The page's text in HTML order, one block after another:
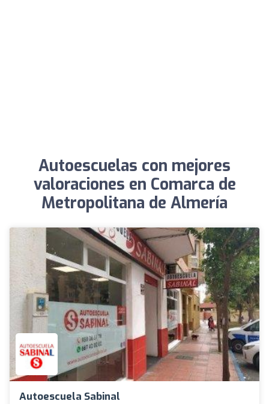
Autoescuelas con mejores
valoraciones en Comarca de
Metropolitana de Almería
Autoescuela Sabinal